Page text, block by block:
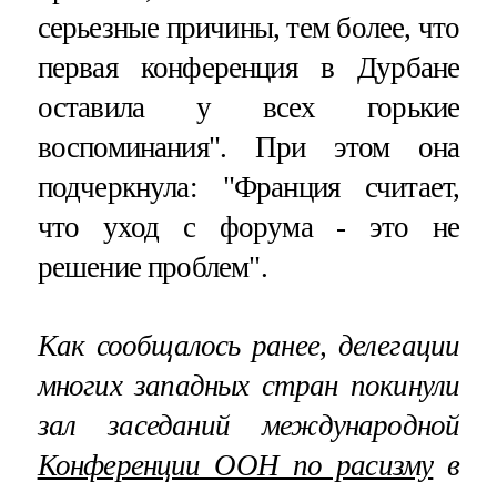
серьезные причины, тем более, что
первая конференция в Дурбане
оставила у всех горькие
воспоминания". При этом она
подчеркнула: "Франция считает,
что уход с форума - это не
решение проблем".
Как сообщалось ранее, делегации
многих западных стран покинули
зал заседаний международной
Конференции ООН по расизмув